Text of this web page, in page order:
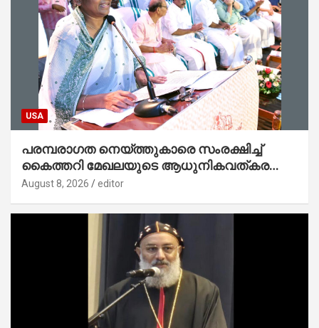
USA
പരമ്പരാഗത നെയ്ത്തുകാരെ സംരക്ഷിച്ച്
കൈത്തറി മേഖലയുടെ ആധുനികവത്കരണം
സാധ്യമാക്കും : ഡെപ്യൂട്ടി സ്പീക്കർ
August 8, 2026 editor